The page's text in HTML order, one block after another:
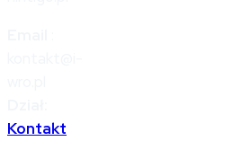
Kontakt